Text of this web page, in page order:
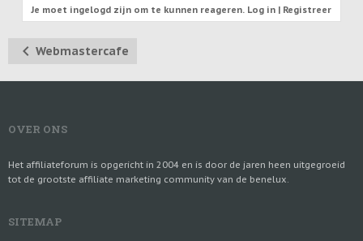
Je moet ingelogd zijn om te kunnen reageren. Log in | Registreer
Webmastercafe
OVER ONS
Het affiliateforum is opgericht in 2004 en is door de jaren heen uitgegroeid
tot de grootste affiliate marketing community van de benelux.
SITEMAP